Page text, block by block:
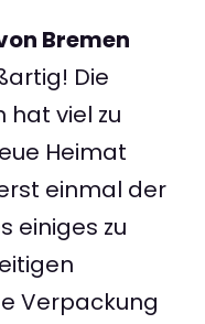
Bremen
Die
viel zu
Heimat
einmal der
einiges zu
Verpackung